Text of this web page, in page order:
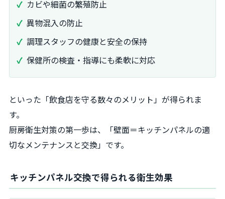
カビや細菌の繁殖防止
異物混入の防止
調理スタッフの健康と安全の保持
保健所の検査・指導にも柔軟に対応
といった「飲食店を守る数々のメリット」が得られま
す。
厨房衛生対策の第一歩は、「壁面＝キッチンパネルの適
切なメンテナンスと交換」です。
キッチンパネル交換で得られる衛生効果